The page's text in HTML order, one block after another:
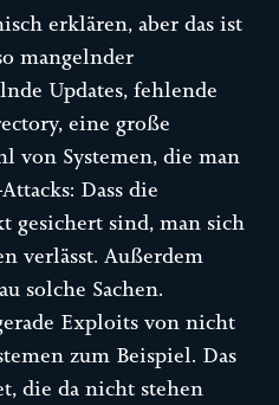
erklären, aber das ist
mangelnder
Updates, fehlende
eine große
von Systemen, die man
Dass die
gesichert sind, man sich
verlässt. Außerdem
solche Sachen.
Exploits von nicht
zum Beispiel. Das
die da nicht stehen